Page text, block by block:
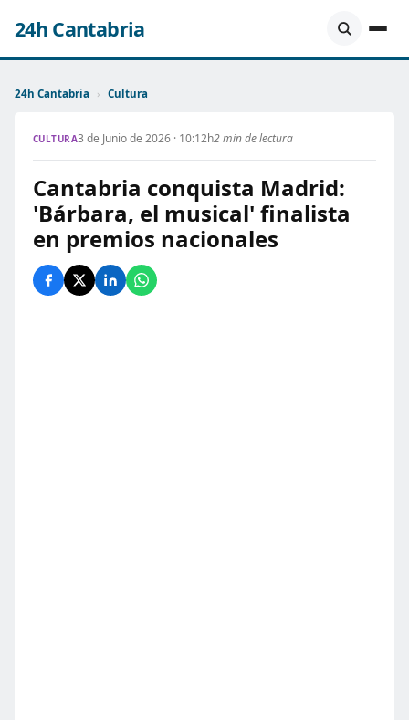
24h Cantabria
24h Cantabria › Cultura
CULTURA3 de Junio de 2026 · 10:12h2 min de lectura
Cantabria conquista Madrid:
'Bárbara, el musical' finalista
en premios nacionales